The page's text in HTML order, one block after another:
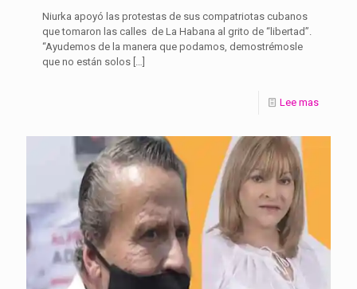
Niurka apoyó las protestas de sus compatriotas cubanos
que tomaron las calles de La Habana al grito de “libertad”.
“Ayudemos de la manera que podamos, demostrémosle
que no están solos […]
Lee mas